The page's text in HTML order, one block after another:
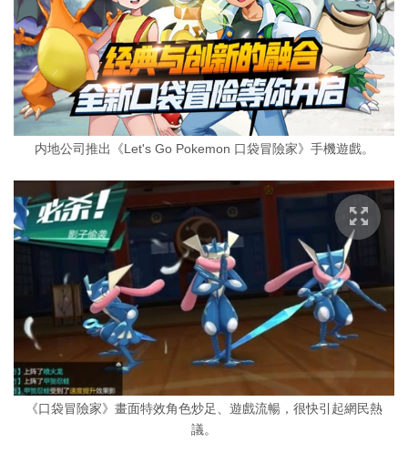
内地公司推出《Let's Go Pokemon 口袋冒險家》手機遊戲。
《口袋冒險家》畫面特效角色炒足、遊戲流暢，很快引起網民熱
議。